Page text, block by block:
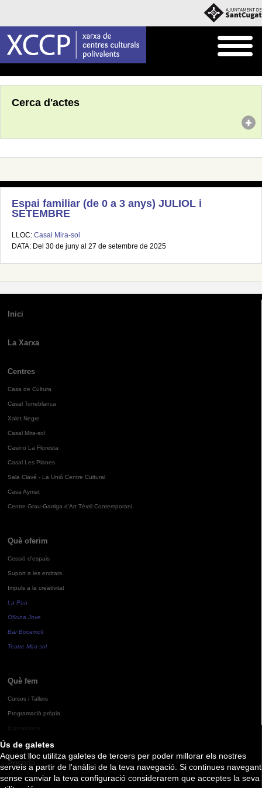
Ús de galetes
Aquest lloc utilitza galetes de tercers per poder millorar els nostres
serveis a partir de l'anàlisi de la teva navegació. Si continues navegant
sense canviar la teva configuració considerarem que acceptes la seva
Cerca d'actes
Espai familiar (de 0 a 3 anys) JULIOL i
SETEMBRE
LLOC: Casal Mira-sol
DATA: Del 30 de juny al 27 de setembre de 2025
Inici
La Xarxa
Centres
Casa de Cultura
Casal Torreblanca
Xalet Negre
Casal Mira-sol
Casino La Floresta
Casal Les Planes
Sala Clavé - La Unió Centre Cultural
Casa Aymat
Centre Grau-Garriga d'Art Tèxtil Contemporani
Què oferim
Cessió d'espais
Suport a les entitats
Impuls a la creativitat
La Pua
Oficina Jove
Bar Bocamoll
Teatre Mira-sol
Què fem
Cursos i Tallers
Programació pròpia
Agenda